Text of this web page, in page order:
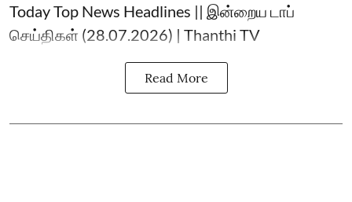
Today Top News Headlines || இன்றைய டாப்
செய்திகள் (28.07.2026) | Thanthi TV
Read More